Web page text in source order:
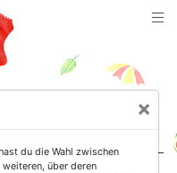
×
du die Wahl zwischen
über deren